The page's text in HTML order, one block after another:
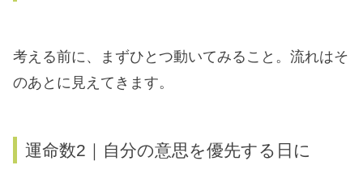
考える前に、まずひとつ動いてみること。流れはそ
のあとに見えてきます。
運命数2｜自分の意思を優先する日に